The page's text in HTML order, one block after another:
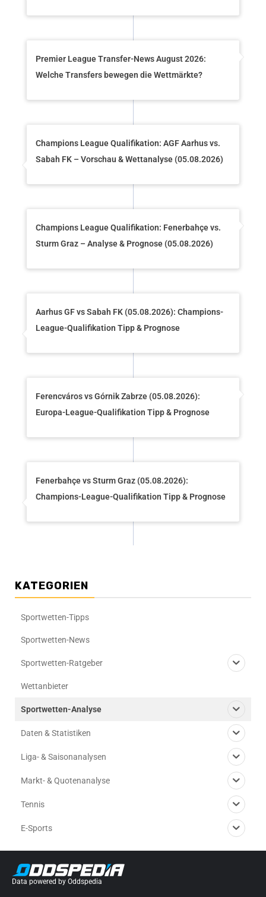
Premier League Transfer-News August 2026:
Welche Transfers bewegen die Wettmärkte?
Champions League Qualifikation: AGF Aarhus vs.
Sabah FK – Vorschau & Wettanalyse (05.08.2026)
Champions League Qualifikation: Fenerbahçe vs.
Sturm Graz – Analyse & Prognose (05.08.2026)
Aarhus GF vs Sabah FK (05.08.2026): Champions-
League-Qualifikation Tipp & Prognose
Ferencváros vs Górnik Zabrze (05.08.2026):
Europa-League-Qualifikation Tipp & Prognose
Fenerbahçe vs Sturm Graz (05.08.2026):
Champions-League-Qualifikation Tipp & Prognose
KATEGORIEN
Sportwetten-Tipps
Sportwetten-News
Sportwetten-Ratgeber
Wettanbieter
Sportwetten-Analyse
Daten & Statistiken
Liga- & Saisonanalysen
Markt- & Quotenanalyse
Tennis
E-Sports
Data powered by Oddspedia